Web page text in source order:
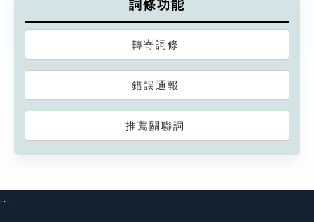
詞條功能
轉寄詞條
錯誤通報
推薦關聯詞
:::